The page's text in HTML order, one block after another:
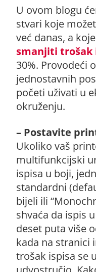
U ovom blogu
stvari koje
već danas, a
smanjiti trošak
30%. Provodeći
jednostavnih
početi uživati u
okruženju.
– Postavite
Ukoliko vaš
multifunkcijski
ispisa u boji,
standardni
bijeli ili
shvaća da ispis
deset puta više
kada na stranici
trošak ispisa se